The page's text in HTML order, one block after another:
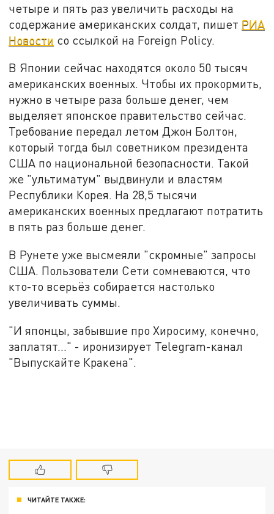
четыре и пять раз увеличить расходы на
содержание американских солдат, пишет РИА
Новости со ссылкой на Foreign Policy.
В Японии сейчас находятся около 50 тысяч
американских военных. Чтобы их прокормить,
нужно в четыре раза больше денег, чем
выделяет японское правительство сейчас.
Требование передал летом Джон Болтон,
который тогда был советником президента
США по национальной безопасности. Такой
же "ультиматум" выдвинули и властям
Республики Корея. На 28,5 тысячи
американских военных предлагают потратить
в пять раз больше денег.
В Рунете уже высмеяли "скромные" запросы
США. Пользователи Сети сомневаются, что
кто-то всерьёз собирается настолько
увеличивать суммы.
"И японцы, забывшие про Хиросиму, конечно,
заплатят..." - иронизирует Telegram-канал
"Выпускайте Кракена".
ЧИТАЙТЕ ТАКЖЕ: